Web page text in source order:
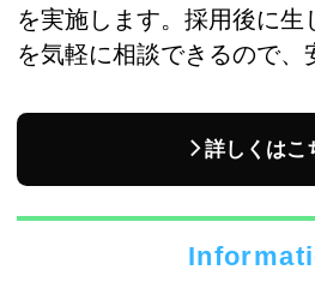
を実施します。採用後に生
を気軽に相談できるので、
詳しくはこ